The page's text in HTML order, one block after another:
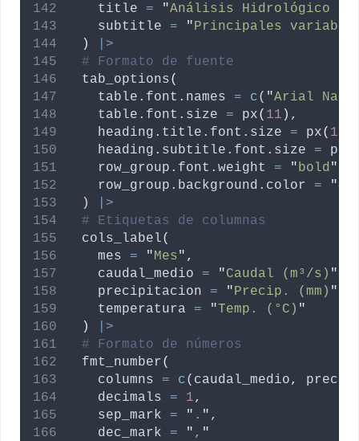
title = "Análisis Hidrológico
subtitle
= "Principales
)
|>
# Formato de fuente
  tab_options
(
table.font.names
= c( "Arial
table.font.size
= px( 11 ) ,
heading.title.font.size
= px( 18
heading.subtitle.font.size
= px
row_group.font.weight
= "bold"
row_group.background.color
= "
  )
|>
# Etiquetas de columnas
  cols_label
(
mes
= "Mes" ,
caudal_medio
= "Caudal (m³/s) "
precipitacion
= "Precip. (mm) "
temperatura
= "Temp. (°C) "
)
|>
# Formato de números
  fmt_number
(
columns
= c( caudal_medio,
decimals
= 1,
sep_mark
= " . " ,
dec_mark
= " , "